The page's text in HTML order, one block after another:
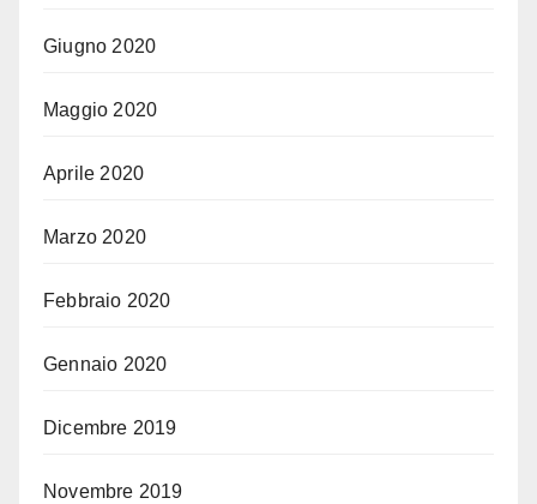
Giugno 2020
Maggio 2020
Aprile 2020
Marzo 2020
Febbraio 2020
Gennaio 2020
Dicembre 2019
Novembre 2019